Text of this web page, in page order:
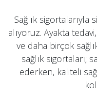
Sağlık sigortalarıyla
alıyoruz. Ayakta
ve daha birçok
sağlık sigortaları;
ederken, kaliteli